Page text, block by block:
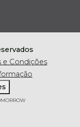
e Condições